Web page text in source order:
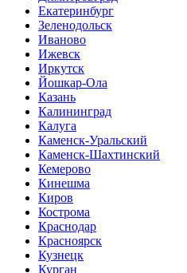
Екатеринбург
Зеленодольск
Иваново
Ижевск
Иркутск
Йошкар-Ола
Казань
Калининград
Калуга
Каменск-Уральский
Каменск-Шахтинский
Кемерово
Кинешма
Киров
Кострома
Краснодар
Красноярск
Кузнецк
Курган